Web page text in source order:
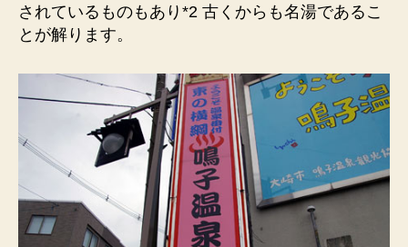
温
付、
東
の
横
綱。
へ
の
されているものもあり*2 古くからも名湯であるこ
とが解ります。